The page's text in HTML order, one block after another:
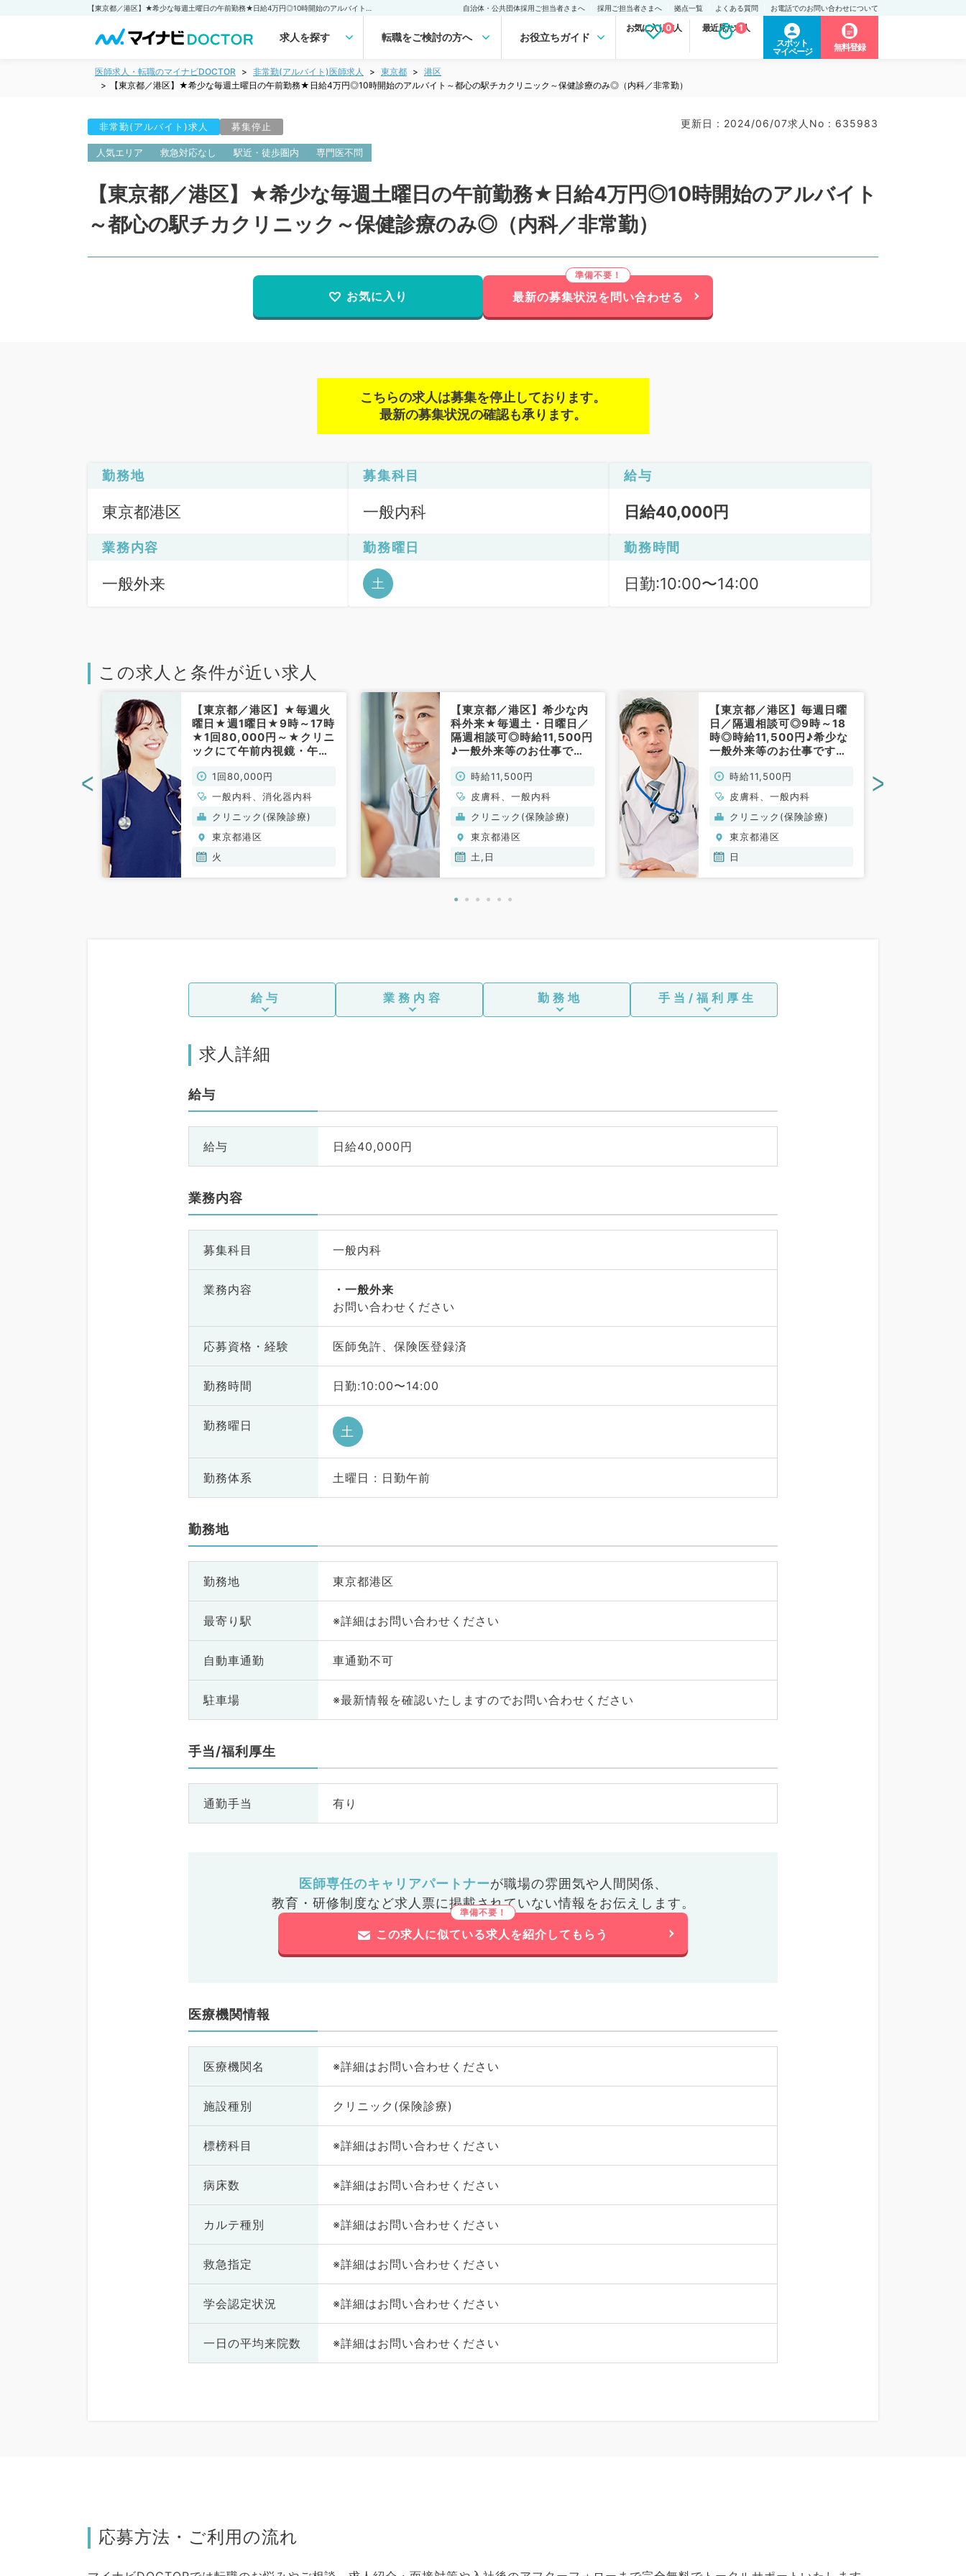
自治体・公共団体採用ご担当者さまへ 採用ご担当者さまへ 拠点一覧 よくある質問 お電話でのお問い合わせについて
求人を探す 転職をご検討の方へ お役立ちガイド
お気に入り求人
0 最近見た求人
1
スポット
マイページ
無料登録
医師求人・転職のマイナビDOCTOR 非常勤(アルバイト)医師求人 東京都
港区
【東京都／港区】★希少な毎週土曜日の午前勤務★日給4万円◎10時開始のアルバイト～都心の駅チカクリニック～保健診療のみ◎（内科／非常勤）
非常勤(アルバイト)求人 募集停止 更新日 : 2024/06/07求人No : 635983
人気エリア 救急対応なし 駅近・徒歩圏内 専門医不問
【東京都／港区】★希少な毎週土曜日の午前勤務★日給4万円◎10時開始のアルバイト
～都心の駅チカクリニック～保健診療のみ◎（内科／非常勤）
お気に入り 最新の募集状況を問い合わせる
こちらの求人は募集を停止しております。
最新の募集状況の確認も承ります。
勤務地
東京都港区
募集科目
一般内科
給与
日給40,000円
業務内容
一般外来
勤務曜日
土
勤務時間
日勤:10:00〜14:00
この求人と条件が近い求人
【東京都／港区】★毎週火
曜日★週1曜日★9時～17時
★1回80,000円～★クリニ
ックにて午前内視鏡・午後
事です！(消化器内科／非常
勤)
1回80,000円
一般内科、消化器内科
クリニック(保険診療)
東京都港区
火
【東京都／港区】希少な内
科外来★毎週土・日曜日／
隔週相談可◎時給11,500円
♪一般外来等のお仕事で
☆（⼀般内科・⽪膚科／非
常勤）
時給11,500円
皮膚科、一般内科
クリニック(保険診療)
東京都港区
土,日
【東京都／港区】毎週日曜
日／隔週相談可◎9時～18
時◎時給11,500円♪希少な
一般外来等のお仕事です！
内科・⽪膚科／非常勤）
時給11,500円
皮膚科、一般内科
クリニック(保険診療)
東京都港区
日
< >
給与 業務内容 勤務地 手当/福利厚生
求人詳細
給与
給与 日給40,000円
業務内容
募集科目 一般内科
業務内容
一般外来
お問い合わせください
応募資格・ 経験 医師免許、保険医登録済
勤務時間 日勤:10:00〜14:00
勤務曜日 土
勤務体系 土曜日 : 日勤午前
勤務地
勤務地 東京都港区
最寄り駅 ※詳細はお問い合わせください
自動車通勤 車通勤不可
駐車場 ※最新情報を確認いたしますのでお問い合わせください
手当/福利厚生
通勤手当 有り
医師専任のキャリアパートナーが職場の雰囲気や人間関係、
教育・研修制度など求人票に掲載されていない情報をお伝えします。
この求人に似ている求人を紹介してもらう
医療機関情報
医療機関名 ※詳細はお問い合わせください
施設種別 クリニック(保険診療)
標榜科目 ※詳細はお問い合わせください
病床数 ※詳細はお問い合わせください
カルテ種別 ※詳細はお問い合わせください
救急指定 ※詳細はお問い合わせください
学会認定状況 ※詳細はお問い合わせください
一日の平均来院数 ※詳細はお問い合わせください
応募方法・ご利用の流れ